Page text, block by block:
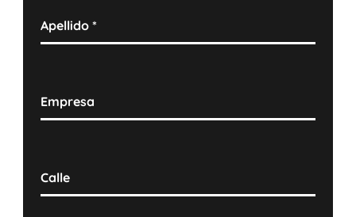
Apellido*
Empresa
Calle